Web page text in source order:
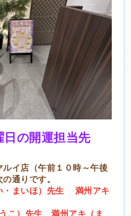
の開運担当先
イ店（午前１０時～午後
通りです。
まいほ）先生
満州アキ
こ）先生
満州アキ（ま